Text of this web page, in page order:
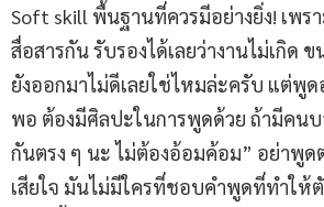
Soft skill พื้นฐานที่ควรมีอย่างยิ่ง! เพร
สื่อสารกัน รับรองได้เลยว่างานไม่เกิด
ยังออกมาไม่ดีเลยใช่ไหมล่ะครับ แต่พูด
พอ ต้องมีศิลปะในการพูดด้วย ถ้ามีคน
กันตรง ๆ นะ ไม่ต้องอ้อมค้อม” อย่าพูดต
เสียใจ มันไม่มีใครที่ชอบคำพูดที่ทำให้ตั